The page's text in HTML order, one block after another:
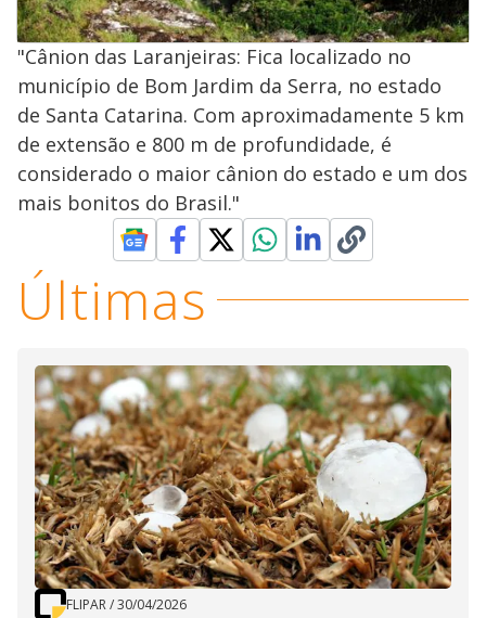
"Cânion das Laranjeiras: Fica localizado no
município de Bom Jardim da Serra, no estado
de Santa Catarina. Com aproximadamente 5 km
de extensão e 800 m de profundidade, é
considerado o maior cânion do estado e um dos
mais bonitos do Brasil."
Últimas
FLIPAR/30/04/2026